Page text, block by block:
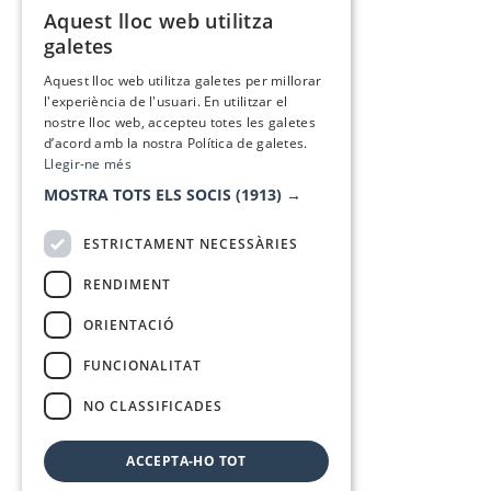
Aquest lloc web utilitza
galetes
Aquest lloc web utilitza galetes per millorar
l'experiència de l'usuari. En utilitzar el
nostre lloc web, accepteu totes les galetes
d’acord amb la nostra Política de galetes.
Llegir-ne més
MOSTRA TOTS ELS SOCIS (1913) →
ESTRICTAMENT NECESSÀRIES
RENDIMENT
ORIENTACIÓ
FUNCIONALITAT
NO CLASSIFICADES
ACCEPTA-HO TOT